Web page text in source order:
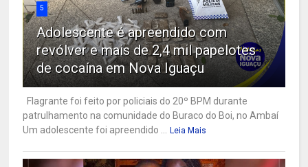
5
Adolescente é apreendido com
revólver e mais de 2,4 mil papelotes
de cocaína em Nova Iguaçu
Flagrante foi feito por policiais do 20º BPM durante
patrulhamento na comunidade do Buraco do Boi, no Ambaí
Um adolescente foi apreendido ... Leia Mais